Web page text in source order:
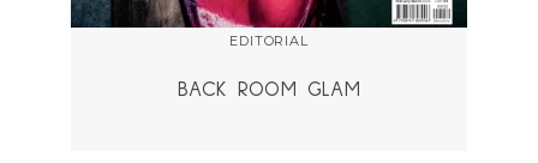
EDITORIAL
BACK ROOM GLAM